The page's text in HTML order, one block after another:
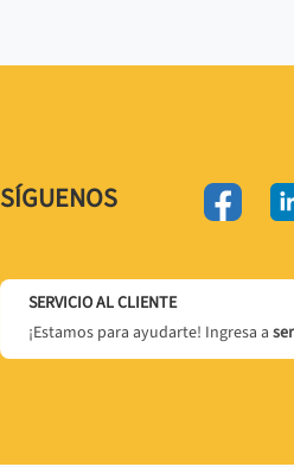
SÍGUENOS
SERVICIO AL CLIENTE
¡Estamos para ayudarte! Ingresa a